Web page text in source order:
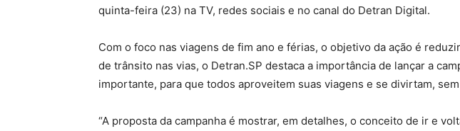
quinta-feira (23) na TV, redes sociais e no canal do Detran Digital.
Com o foco nas viagens de fim ano e férias, o objetivo da ação é
de trânsito nas vias, o Detran.SP destaca a importância de lançar a
importante, para que todos aproveitem suas viagens e se divirtam,
“A proposta da campanha é mostrar, em detalhes, o conceito de ir e